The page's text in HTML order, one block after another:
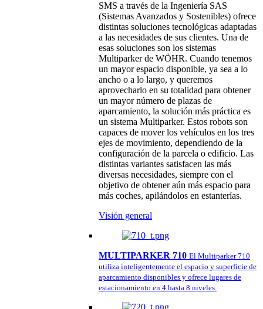
SMS a través de la Ingeniería SAS
(Sistemas Avanzados y Sostenibles) ofrece
distintas soluciones tecnológicas adaptadas
a las necesidades de sus clientes. Una de
esas soluciones son los sistemas
Multiparker de WÖHR. Cuando tenemos
un mayor espacio disponible, ya sea a lo
ancho o a lo largo, y queremos
aprovecharlo en su totalidad para obtener
un mayor número de plazas de
aparcamiento, la solución más práctica es
un sistema Multiparker. Estos robots son
capaces de mover los vehículos en los tres
ejes de movimiento, dependiendo de la
configuración de la parcela o edificio. Las
distintas variantes satisfacen las más
diversas necesidades, siempre con el
objetivo de obtener aún más espacio para
más coches, apilándolos en estanterías.
Visión general
MULTIPARKER 710 El Multiparker 710
utiliza inteligentemente el espacio y superficie de
aparcamiento disponibles y ofrece lugares de
estacionamiento en 4 hasta 8 niveles.